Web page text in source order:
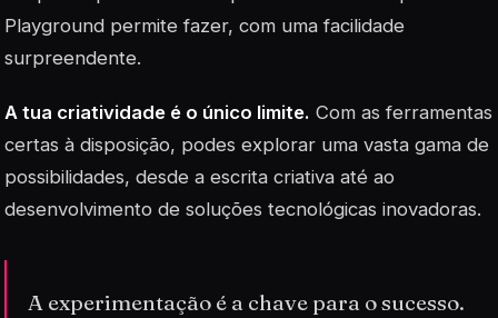
Playground permite fazer, com uma facilidade
surpreendente.
A tua criatividade é o único limite. Com as ferramentas
certas à disposição, podes explorar uma vasta gama de
possibilidades, desde a escrita criativa até ao
desenvolvimento de soluções tecnológicas inovadoras.
A experimentação é a chave para o sucesso.